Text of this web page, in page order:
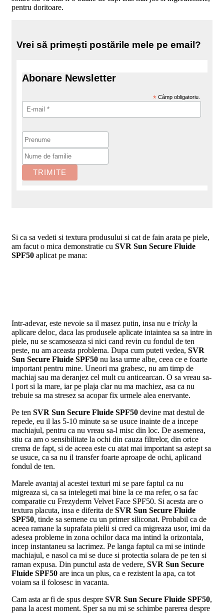
pentru doritoare.
Vrei să primești postările mele pe email?
Abonare Newsletter
* Câmp obligatoriu.
Si ca sa vedeti si textura produsului si cat de fain arata pe piele,
am facut o mica demonstratie cu SVR Sun Secure Fluide
SPF50 aplicat pe mana:
Intr-adevar, este nevoie sa il masez putin, insa nu e tricky la
aplicare deloc, daca las produsele aplicate intaintea sa sa intre in
piele, nu se scamoseaza si nici cand revin cu fondul de ten
peste, nu am aceasta problema. Dupa cum puteti vedea, SVR
Sun Secure Fluide SPF50 nu lasa urme albe, ceea ce e foarte
important pentru mine. Uneori ma grabesc, nu am timp de
machiaj sau ma deranjez cel mult cu anticearcan. O sa vreau sa-
l port si la mare, iar pe plaja clar nu ma machiez, asa ca nu
trebuie sa ma stresez sa acopar fix urmele alea enervante.
Pe ten SVR Sun Secure Fluide SPF50 devine mat destul de
repede, eu il las 5-10 minute sa se usuce inainte de a incepe
machiajul, pentru ca nu vreau sa-l misc din loc. De asemenea,
stiu ca am o sensibilitate la ochi din cauza filtrelor, din orice
crema de fapt, si de aceea este cu atat mai important sa astept sa
se usuce, ca sa nu il transfer foarte aproape de ochi, aplicand
fondul de ten.
Marele avantaj al acestei texturi mi se pare faptul ca nu
migreaza si, ca sa intelegeti mai bine la ce ma refer, o sa fac
comparatie cu Frezyderm Velvet Face SPF50. Si acesta are o
textura placuta, insa e diferita de SVR Sun Secure Fluide
SPF50, tinde sa semene cu un primer siliconat. Probabil ca de
aceea ramane la suprafata pielii si cred ca migreaza usor, imi da
adesea probleme in zona ochilor daca ma intind la orizontala,
incep instantaneu sa lacrimez. Pe langa faptul ca mi se intinde
machiajul, e nasol ca mi se duce si protectia solara de pe ten si
raman expusa. Din punctul asta de vedere, SVR Sun Secure
Fluide SPF50 are inca un plus, ca e rezistent la apa, ca tot
voiam sa il folosesc in vacanta.
Cam asta ar fi de spus despre SVR Sun Secure Fluide SPF50,
pana la acest moment. Sper sa nu mi se schimbe parerea despre